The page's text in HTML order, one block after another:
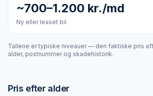
~700–1.200 kr./md
Ny eller leaset bil.
Tallene er typiske niveauer — den faktiske pris
alder, postnummer og skadehistorik.
Pris efter alder